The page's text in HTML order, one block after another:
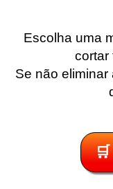
Escolha uma
cortar
Se não eliminar